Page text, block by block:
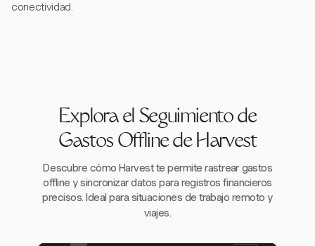
conectividad.
Explora el Seguimiento de
Gastos Offline de Harvest
Descubre cómo Harvest te permite rastrear gastos
offline y sincronizar datos para registros financieros
precisos. Ideal para situaciones de trabajo remoto y
viajes.